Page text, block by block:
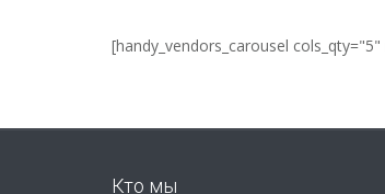
[handy_vendors_carousel
Кто мы